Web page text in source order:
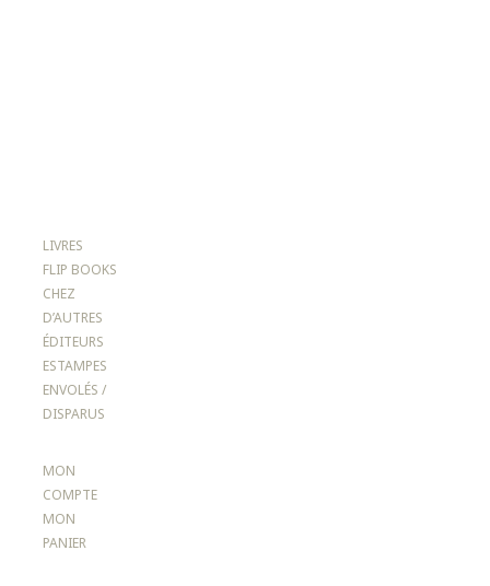
LIVRES
FLIP BOOKS
CHEZ
D’AUTRES
ÉDITEURS
ESTAMPES
ENVOLÉS /
DISPARUS
MON
COMPTE
MON
PANIER